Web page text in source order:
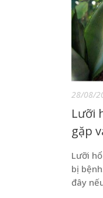
28/08/
Lưỡi
gặp
Lưỡi
bị
đây